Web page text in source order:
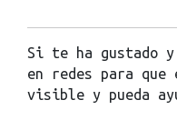
Si te ha gustado y
en redes para
visible y pueda